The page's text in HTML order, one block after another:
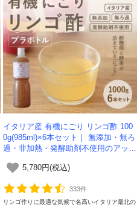
イタリア産 有機にごり リンゴ酢 100
0g(985ml)×6本セット｜ 無添加・無ろ
過・非加熱・発酵助剤不使用のアップ
5,780円(税込)
333件
リンゴ作りに最適な気候で名高いイタリア最北の